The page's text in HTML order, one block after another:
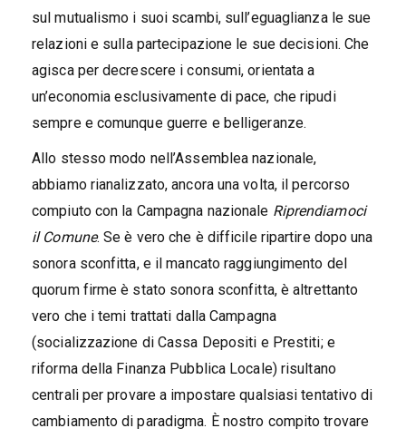
sul mutualismo i suoi scambi, sull’eguaglianza le sue
relazioni e sulla partecipazione le sue decisioni. Che
agisca per decrescere i consumi, orientata a
un’economia esclusivamente di pace, che ripudi
sempre e comunque guerre e belligeranze.
Allo stesso modo nell’Assemblea nazionale,
abbiamo rianalizzato, ancora una volta, il percorso
compiuto con la Campagna nazionale Riprendiamoci
il Comune. Se è vero che è difficile ripartire dopo una
sonora sconfitta, e il mancato raggiungimento del
quorum firme è stato sonora sconfitta, è altrettanto
vero che i temi trattati dalla Campagna
(socializzazione di Cassa Depositi e Prestiti; e
riforma della Finanza Pubblica Locale) risultano
centrali per provare a impostare qualsiasi tentativo di
cambiamento di paradigma. È nostro compito trovare